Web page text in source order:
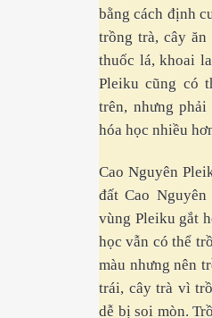
bằng cách định
trồng trà, cây ăn
thuốc lá, khoai
Pleiku cũng có
trên, nhưng
hóa học nhiều
Cao Nguyên
đất Cao
vùng Pleiku gắt
học vẫn có thể
màu nhưng nên
trái, cây trà vì
dễ bị soi mòn.
tại Nam Kỳ. P3